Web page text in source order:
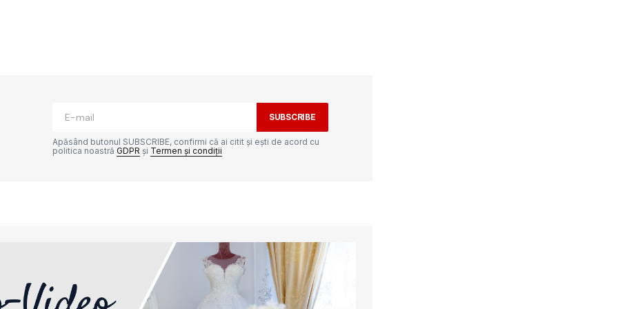
SUBSCRIBE
Apăsând butonul SUBSCRIBE, confirmi că ai citit și ești de acord cu
politica noastră GDPR și Termen și condiții